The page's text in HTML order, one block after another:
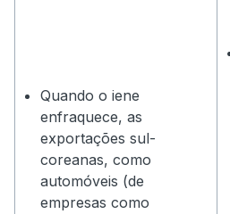
Quando o iene
enfraquece, as
exportações sul-
coreanas, como
automóveis (de
empresas como